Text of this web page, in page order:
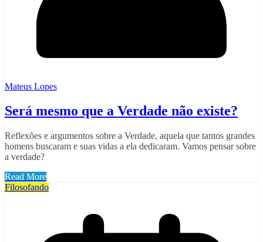
Mateus Lopes
Será mesmo que a Verdade não existe?
Reflexões e argumentos sobre a Verdade, aquela que tantos grandes
homens buscaram e suas vidas a ela dedicaram. Vamos pensar sobre
a verdade?
Read More
Filosofando